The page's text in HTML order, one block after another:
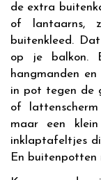
de extra
of lantaarns,
buitenkleed.
op je balkon.
hangmanden
in pot tegen de
of
maar een
inklaptafeltjes
En